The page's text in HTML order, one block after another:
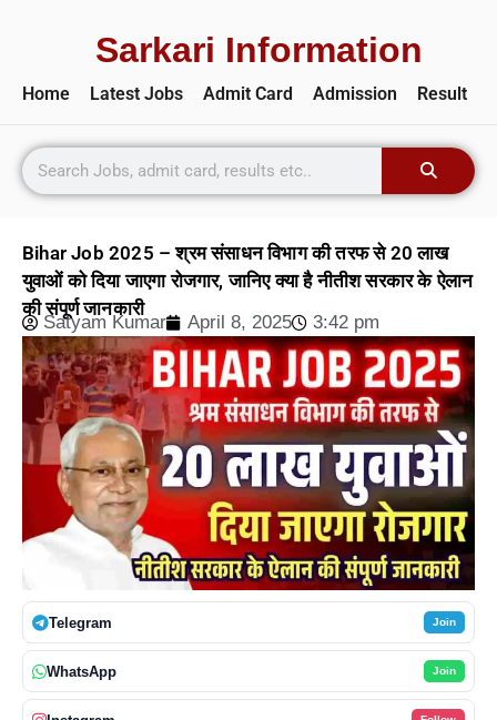
Sarkari Information
Home Latest Jobs Admit Card Admission Result
Bihar Job 2025 – श्रम संसाधन विभाग की तरफ से 20 लाख
युवाओं को दिया जाएगा रोजगार, जानिए क्या है नीतीश सरकार के ऐलान
की संपूर्ण जानकारी
Satyam Kumar April 8, 2025 3:42 pm
Telegram Join
WhatsApp Join